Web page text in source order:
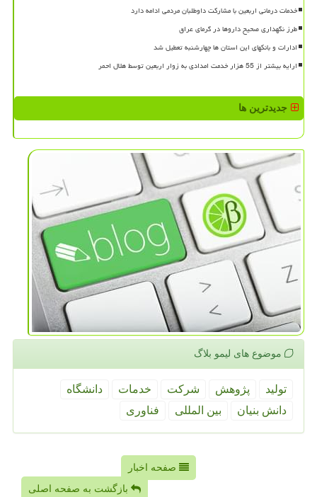
خدمات درمانی اربعین با مشارکت داوطلبان مردمی ادامه دارد
طرز نگهداری صحیح داروها در گرمای عراق
ادارات و بانکهای این استان ها چهارشنبه تعطیل شد
ارایه بیشتر از 55 هزار خدمت امدادی به زوار اربعین توسط هلال احمر
جدیدترین ها
موضوع های لیمو بلاگ
تولید پژوهش شركت خدمات
دانشگاه
دانش بنیان
بین المللی فناوری
صفحه اخبار
بازگشت به صفحه اصلی